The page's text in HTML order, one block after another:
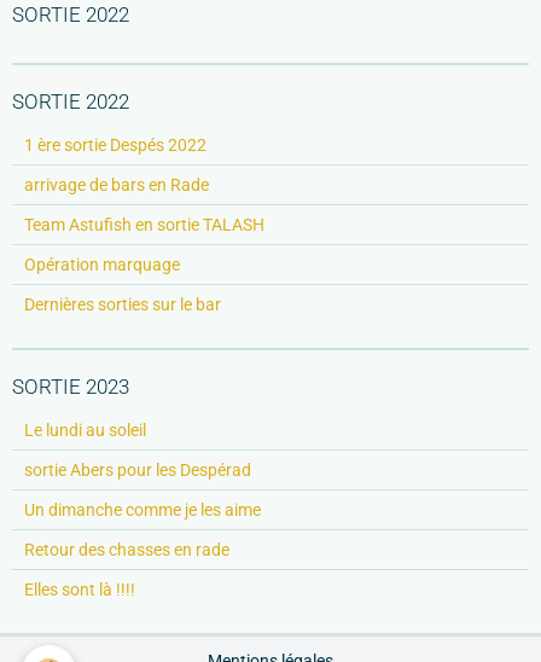
SORTIE 2022
SORTIE 2022
1 ère sortie Despés 2022
arrivage de bars en Rade
Team Astufish en sortie TALASH
Opération marquage
Dernières sorties sur le bar
SORTIE 2023
Le lundi au soleil
sortie Abers pour les Despérad
Un dimanche comme je les aime
Retour des chasses en rade
Elles sont là !!!!